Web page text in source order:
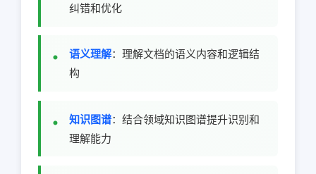
纠错和优化
语义理解：理解文档的语义内容和逻辑结
构
知识图谱：结合领域知识图谱提升识别和
理解能力